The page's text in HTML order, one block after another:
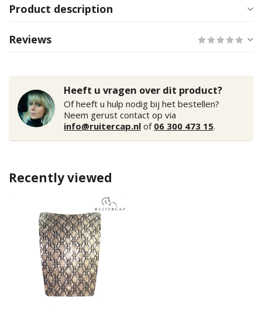
Product description
Reviews
Heeft u vragen over dit product?
Of heeft u hulp nodig bij het bestellen?
Neem gerust contact op via
info@ruitercap.nl of 06 300 473 15.
Recently viewed